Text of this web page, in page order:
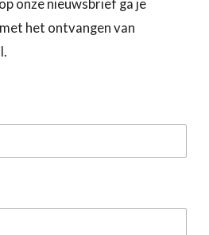
onze nieuwsbrief ga je
het ontvangen van